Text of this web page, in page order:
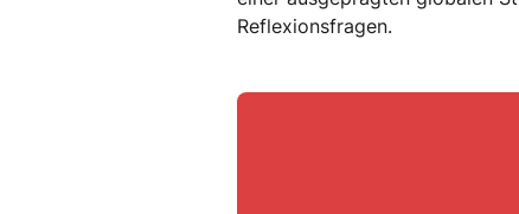
Reflexionsfragen.